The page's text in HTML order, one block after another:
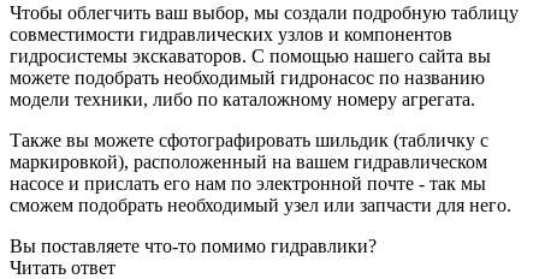
Чтобы облегчить ваш выбор, мы создали подробную таблицу
совместимости гидравлических узлов и компонентов
гидросистемы экскаваторов. С помощью нашего сайта вы
можете подобрать необходимый гидронасос по названию
модели техники, либо по каталожному номеру агрегата.
Также вы можете сфотографировать шильдик (табличку с
маркировкой), расположенный на вашем гидравлическом
насосе и прислать его нам по электронной почте - так мы
сможем подобрать необходимый узел или запчасти для него.
Вы поставляете что-то помимо гидравлики?
Читать ответ